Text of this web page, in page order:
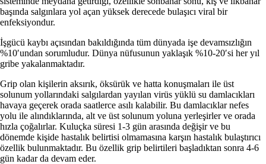
başında salgınlara yol açan yüksek derecede bulaşıcı viral bir
enfeksiyondur.
İşgücü kaybı açısından bakıldığında tüm dünyada işe devamsızlığın
%10′undan sorumludur. Dünya nüfusunun yaklaşık %10-20′si her yıl
gribe yakalanmaktadır.
Grip olan kişilerin aksırık, öksürük ve hatta konuşmaları ile üst
solunum yollarındaki salgılardan yayılan virüs yüklü su damlacıkları
havaya geçerek orada saatlerce asılı kalabilir. Bu damlacıklar nefes
yolu ile alındıklarında, alt ve üst solunum yoluna yerleşirler ve orada
hızla çoğalırlar. Kuluçka süresi 1-3 gün arasında değişir ve bu
dönemde kişide hastalık belirtisi olmamasına karşın hastalık bulaştırıcı
özellik bulunmaktadır. Bu özellik grip belirtileri başladıktan sonra 4-6
gün kadar da devam eder.